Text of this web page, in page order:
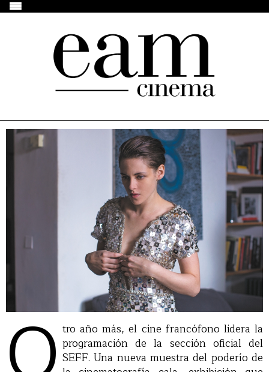
tro año más, el cine francófono lidera la
programación de la sección oficial del
SEFF. Una nueva muestra del poderío de